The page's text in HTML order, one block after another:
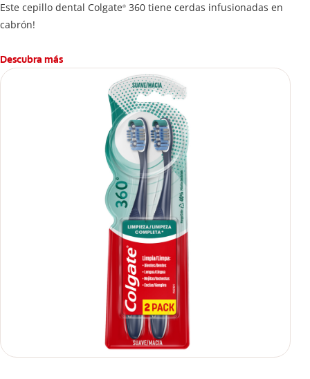
Este cepillo dental Colgate® 360 tiene cerdas infusionadas en
cabrón!
Descubra más